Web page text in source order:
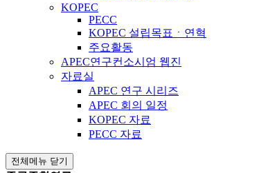
KOPEC
PECC
KOPEC 설립목표ㆍ연혁
주요활동
APEC연구컨소시엄 웹진
자료실
APEC 연구 시리즈
APEC 회의 일정
KOPEC 자료
PECC 자료
전체메뉴 닫기